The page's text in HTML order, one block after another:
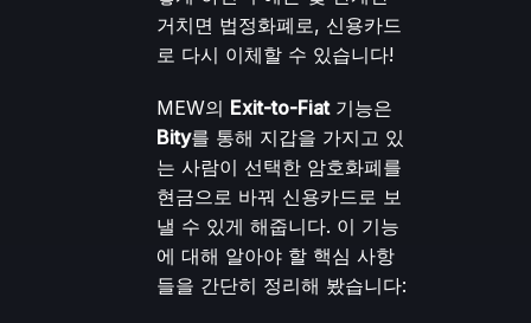
거치면 법정화폐로, 신용카드
로 다시 이체할 수 있습니다!
MEW의 Exit-to-Fiat기능은
Bity를 통해 지갑을 가지고 있
는 사람이 선택한 암호화폐를
현금으로 바꿔 신용카드로 보
낼 수 있게 해줍니다. 이 기능
에 대해 알아야 할 핵심 사항
들을 간단히 정리해 봤습니다: